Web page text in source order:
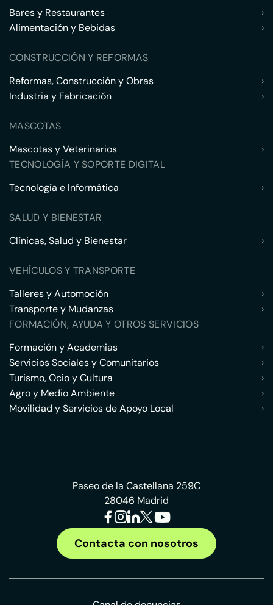
Bares y Restaurantes
›
Alimentación y Bebidas
›
CONSTRUCCIÓN Y REFORMAS
Reformas, Construcción y Obras
›
Industria y Fabricación
›
MASCOTAS
Mascotas y Veterinarios
›
TECNOLOGÍA Y SOPORTE DIGITAL
Tecnología e Informática
›
SALUD Y BIENESTAR
Clínicas, Salud y Bienestar
›
VEHÍCULOS Y TRANSPORTE
Talleres y Automoción
›
Transporte y Mudanzas
›
FORMACIÓN, AYUDA Y OTROS SERVICIOS
Formación y Academias
›
Servicios Sociales y Comunitarios
›
Turismo, Ocio y Cultura
›
Agro y Medio Ambiente
›
Movilidad y Servicios de Apoyo Local
›
Paseo de la Castellana 259C
28046 Madrid
Contacta con nosotros